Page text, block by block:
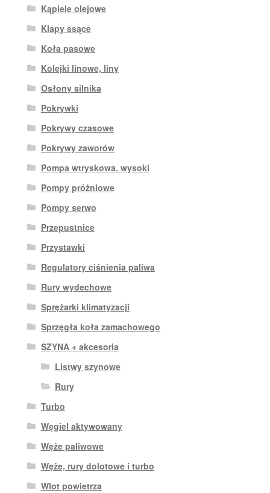
Kąpiele olejowe
Klapy ssące
Koła pasowe
Kolejki linowe, liny
Osłony silnika
Pokrywki
Pokrywy czasowe
Pokrywy zaworów
Pompa wtryskowa. wysoki
Pompy próżniowe
Pompy serwo
Przepustnice
Przystawki
Regulatory ciśnienia paliwa
Rury wydechowe
Sprężarki klimatyzacji
Sprzęgła koła zamachowego
SZYNA + akcesoria
Listwy szynowe
Rury
Turbo
Węgiel aktywowany
Węże paliwowe
Węże, rury dolotowe i turbo
Wlot powietrza